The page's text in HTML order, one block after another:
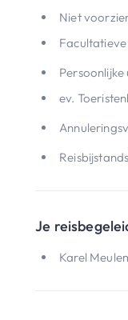
Niet
Facultatieve
ev.
Je
Karel